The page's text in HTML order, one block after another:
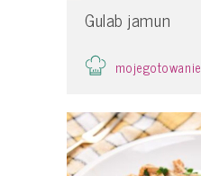
Gulab jamun
mojegotowanie